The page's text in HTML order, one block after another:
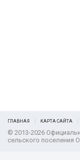
ГЛАВНАЯ КАРТА САЙТА
© 2013-2026
сельского поселения